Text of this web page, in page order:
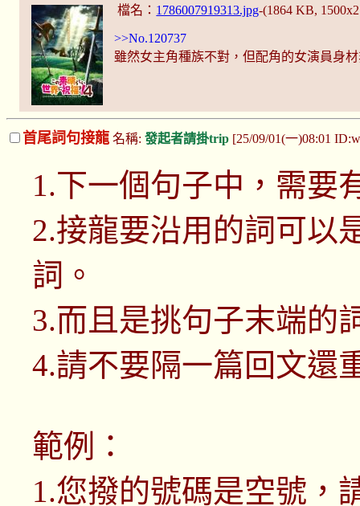
檔名： 1786007919313.jpg-(1864 KB,
>>No.120737
雖然女主角種族不對，但配角的女演員身
首尾詞句接龍 名稱: 發起者請掛trip [25/09/01(一)08:01
1.下一個句子中，需要
2.接龍要沿用的詞可以
詞。
3.而且是挑句子末端的
4.請不要隔一篇回文還
範例：
1.您撥的號碼是空號，